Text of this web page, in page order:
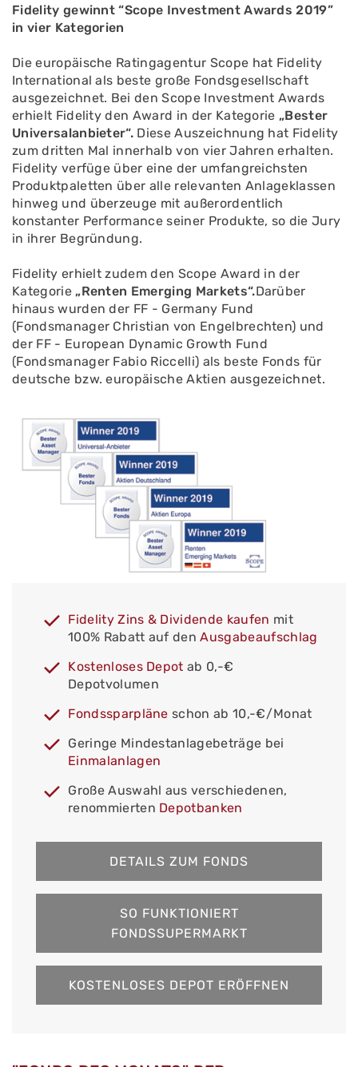
Fidelity gewinnt “Scope Investment Awards 2019”
in vier Kategorien
Die europäische Ratingagentur Scope hat Fidelity
International als beste große Fondsgesellschaft
ausgezeichnet. Bei den Scope Investment Awards
erhielt Fidelity den Award in der Kategorie „Bester
Universalanbieter“. Diese Auszeichnung hat Fidelity
zum dritten Mal innerhalb von vier Jahren erhalten.
Fidelity verfüge über eine der umfangreichsten
Produktpaletten über alle relevanten Anlageklassen
hinweg und überzeuge mit außerordentlich
konstanter Performance seiner Produkte, so die Jury
in ihrer Begründung.
Fidelity erhielt zudem den Scope Award in der
Kategorie „Renten Emerging Markets“.Darüber
hinaus wurden der FF - Germany Fund
(Fondsmanager Christian von Engelbrechten) und
der FF - European Dynamic Growth Fund
(Fondsmanager Fabio Riccelli) als beste Fonds für
deutsche bzw. europäische Aktien ausgezeichnet.
Fidelity Zins & Dividende kaufen mit
100% Rabatt auf denAusgabeaufschlag
Kostenloses Depot ab 0,-€
Depotvolumen
Fondssparpläne schon ab 10,-€/Monat
Geringe Mindestanlagebeträge bei
Einmalanlagen
Große Auswahl aus verschiedenen,
renommierten Depotbanken
DETAILS ZUM FONDS
SO FUNKTIONIERT
FONDSSUPERMARKT
KOSTENLOSES DEPOT ERÖFFNEN